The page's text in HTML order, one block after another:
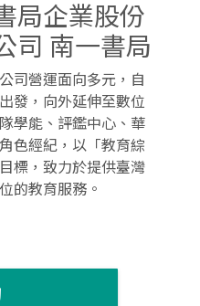
局企業股份
司 南一書局
司營運面向多元，自
發，向外延伸至數位
學能、評鑑中心、華
色經紀，以「教育綜
標，致力於提供臺灣
的教育服務。